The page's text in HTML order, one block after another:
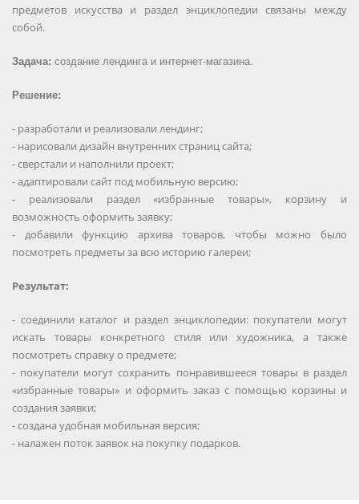
предметов искусства и раздел энциклопедии связаны между
собой.
Задача: создание лендинга и интернет-магазина.
Решение:
- разработали и реализовали лендинг;
- нарисовали дизайн внутренних страниц сайта;
- сверстали и наполнили проект;
- адаптировали сайт под мобильную версию;
- реализовали раздел «избранные товары», корзину и
возможность оформить заявку;
- добавили функцию архива товаров, чтобы можно было
посмотреть предметы за всю историю галереи;
Результат:
- соединили каталог и раздел энциклопедии: покупатели могут
искать товары конкретного стиля или художника, а также
посмотреть справку о предмете;
- покупатели могут сохранить понравившееся товары в раздел
«избранные товары» и оформить заказ с помощью корзины и
создания заявки;
- создана удобная мобильная версия;
- налажен поток заявок на покупку подарков.